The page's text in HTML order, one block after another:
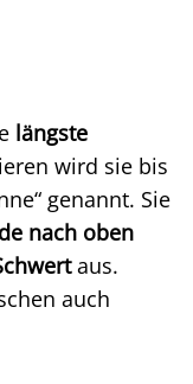
längste
wird sie bis
genannt. Sie
nach oben
aus.
auch